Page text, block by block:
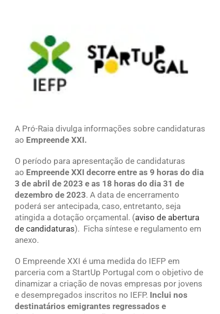
Larger
Image
A Pró-Raia divulga informações sobre candidaturas
ao Empreende XXI.
O período para apresentação de candidaturas
ao Empreende XXI decorre entre as 9 horas do dia
3 de abril de 2023 e as 18 horas do dia 31 de
dezembro de 2023. A data de encerramento
poderá ser antecipada, caso, entretanto, seja
atingida a dotação orçamental. (aviso de abertura
de candidaturas). Ficha síntese e regulamento em
anexo.
O Empreende XXI é uma medida do IEFP em
parceria com a StartUp Portugal com o objetivo de
dinamizar a criação de novas empresas por jovens
e desempregados inscritos no IEFP. Inclui nos
destinatários emigrantes regressados e